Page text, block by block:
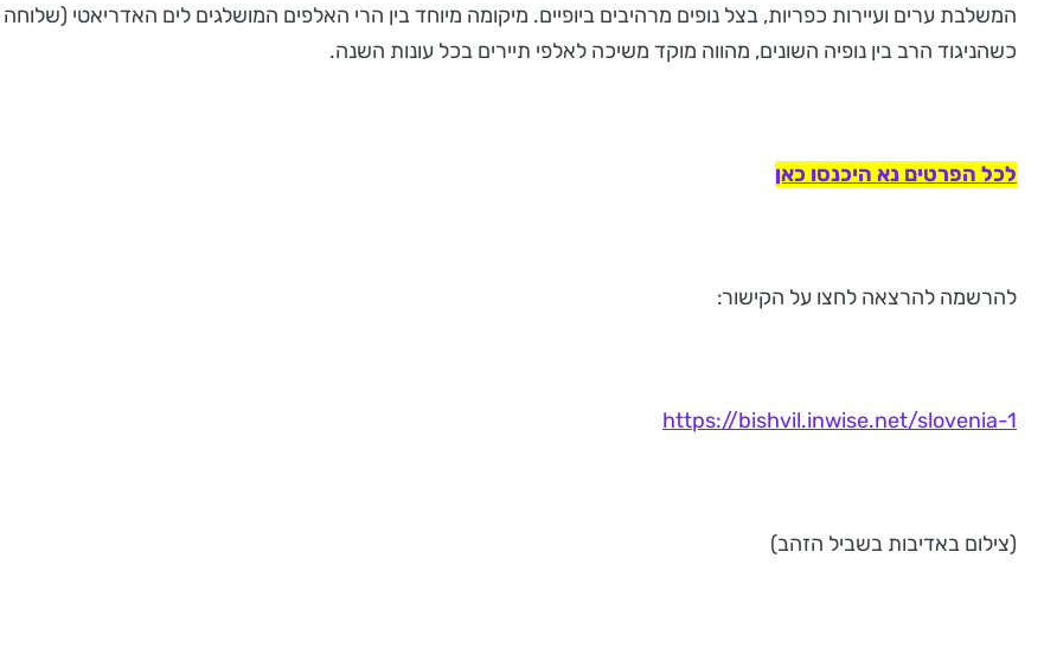
המשלבת ערים ועיירות כפריות, בצל נופים מרהיבים ביופיים. מיקומה מיוחד בין הרי האלפים המושלגים לים האדריאטי
כשהניגוד הרב בין נופיה השונים, מהווה מוקד משיכה לאלפי תיירים בכל עונות השנה.
לכל הפרטים נא היכנסו כאן
להרשמה להרצאה לחצו על הקישור:
https://bishvil.inwise.net/slovenia-1
(צילום באדיבות בשביל הזהב)